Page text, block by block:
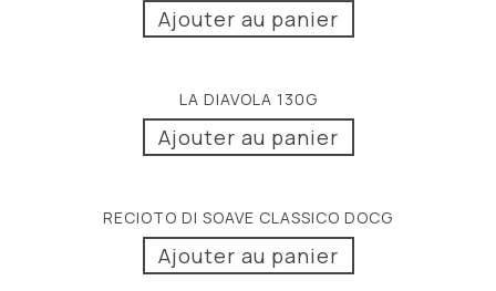
Ajouter au panier
LA DIAVOLA 130G
Ajouter au panier
RECIOTO DI SOAVE CLASSICO DOCG
Ajouter au panier